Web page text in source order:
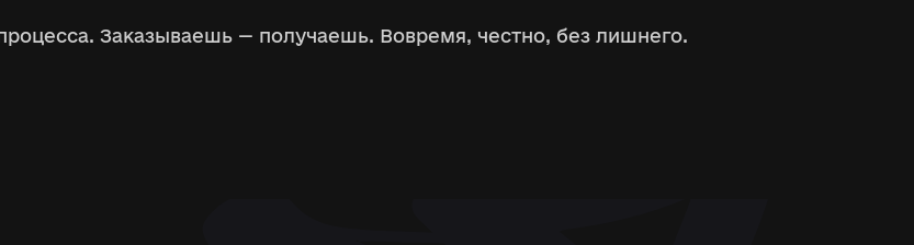
Заказываешь — получаешь. Вовремя, честно, без лишнего.